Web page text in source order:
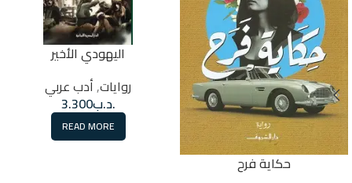
حكاية فرح
اليهودي الأخير
روايات,أدب عربي
.د.ب3.300
READ MORE